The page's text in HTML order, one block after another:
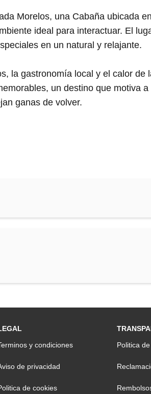
Morelos, una Cabaña ubicada
ideal para interactuar. El
en un natural y relajante.
la gastronomía local y el calor de
un destino que motiva
ganas de volver.
y condiciones
de privacidad
de cookies
Politica